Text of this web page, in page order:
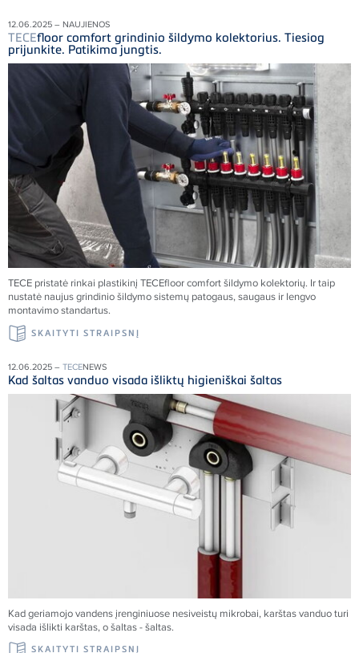
12.06.2025 – NAUJIENOS
TECEfloor comfort grindinio šildymo kolektorius. Tiesiog
prijunkite. Patikima jungtis.
TECE pristatė rinkai plastikinį TECEfloor comfort šildymo kolektorių. Ir taip
nustatė naujus grindinio šildymo sistemų patogaus, saugaus ir lengvo
montavimo standartus.
SKAITYTI STRAIPSNĮ
12.06.2025 – TECENEWS
Kad šaltas vanduo visada išliktų higieniškai šaltas
Kad geriamojo vandens įrenginiuose nesiveistų mikrobai, karštas vanduo turi
visada išlikti karštas, o šaltas - šaltas.
SKAITYTI STRAIPSNĮ